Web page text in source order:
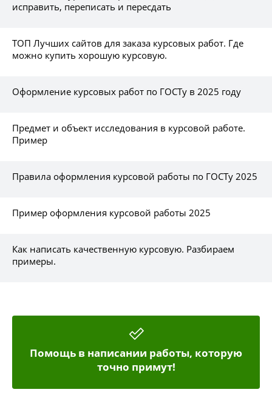
исправить, переписать и пересдать
ТОП Лучших сайтов для заказа курсовых работ. Где
можно купить хорошую курсовую.
Оформление курсовых работ по ГОСТу в 2025 году
Предмет и объект исследования в курсовой работе.
Пример
Правила оформления курсовой работы по ГОСТу 2025
Пример оформления курсовой работы 2025
Как написать качественную курсовую. Разбираем
примеры.
Помощь в написании работы, которую
точно примут!